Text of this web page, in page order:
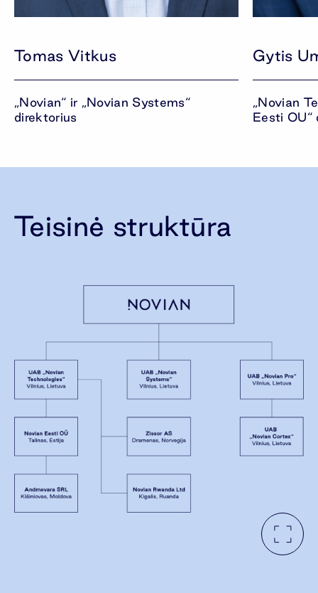
Tomas Vitkus
„Novian“ ir „Novian Systems“
direktorius
Gytis
„Novian
Eesti OU“
Teisinė struktūra